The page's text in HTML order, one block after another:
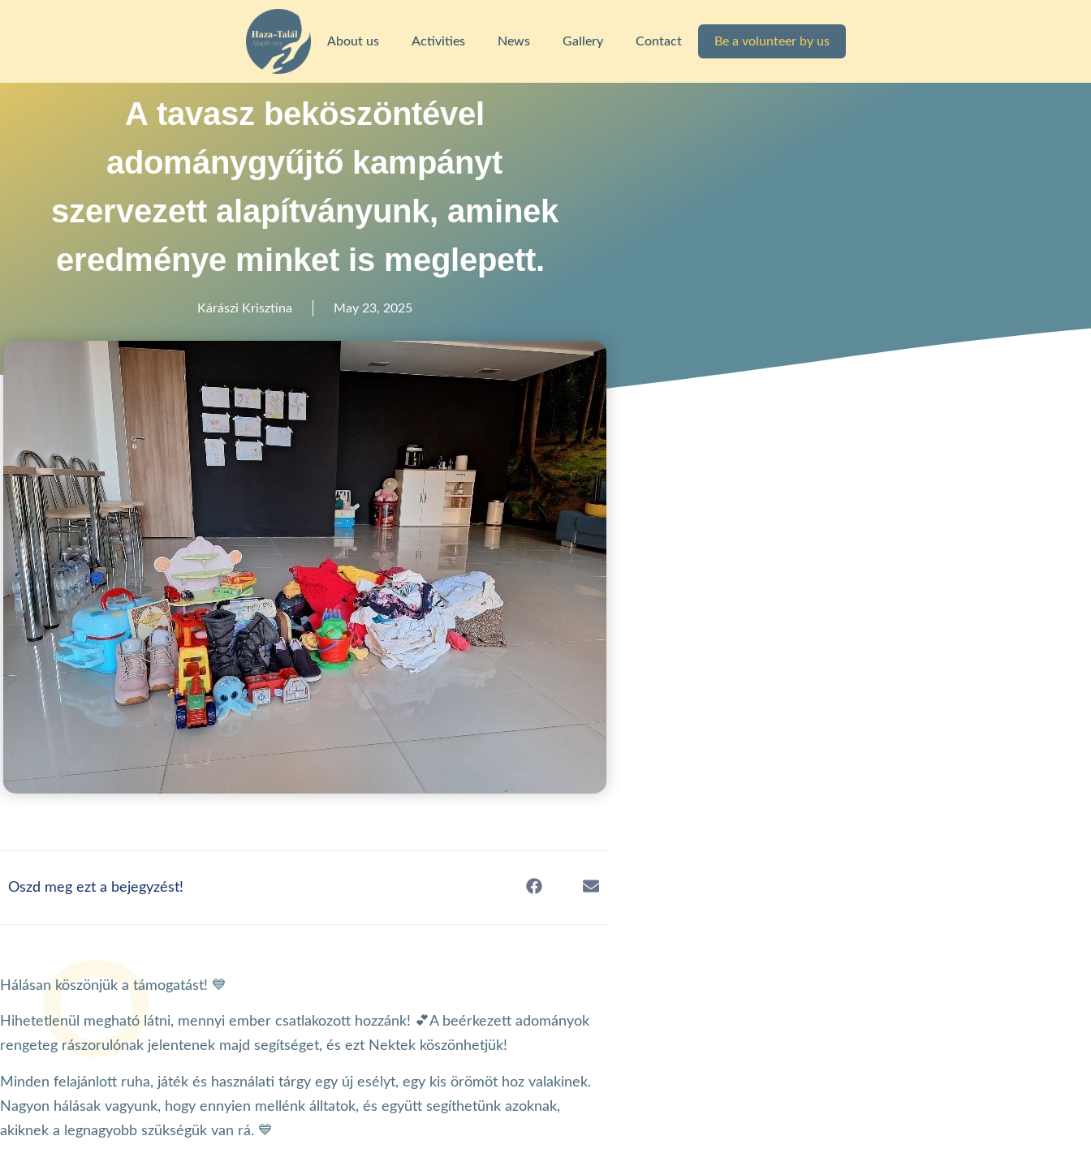
About us Activities News Gallery Contact Be a volunteer by us
A tavasz beköszöntével
adománygyűjtő kampányt
szervezett alapítványunk, aminek
eredménye minket is meglepett.
Kárászi Krisztina May 23, 2025
Oszd meg ezt a bejegyzést!
Hálásan köszönjük a támogatást! 💙
Hihetetlenül megható látni, mennyi ember csatlakozott hozzánk! 💕A beérkezett adományok
rengeteg rászorulónak jelentenek majd segítséget, és ezt Nektek köszönhetjük!
Minden felajánlott ruha, játék és használati tárgy egy új esélyt, egy kis örömöt hoz valakinek.
Nagyon hálásak vagyunk, hogy ennyien mellénk álltatok, és együtt segíthetünk azoknak,
akiknek a legnagyobb szükségük van rá. 💙